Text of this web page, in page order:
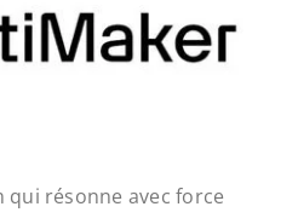
qui résonne avec force